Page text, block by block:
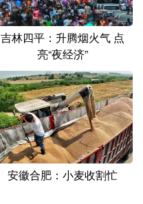
吉林四平：升腾烟火气 点
亮“夜经济”
安徽合肥：小麦收割忙